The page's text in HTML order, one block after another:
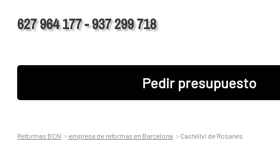
627 964 177 - 937 299 718
Pedir presupuesto
Reformas BCN empresa de reformas en Barcelona Castellví de Rosanes